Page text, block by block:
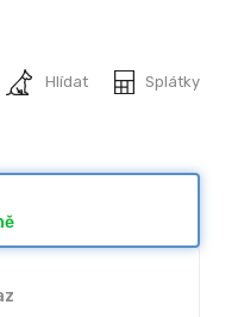
Hlídat Splátky